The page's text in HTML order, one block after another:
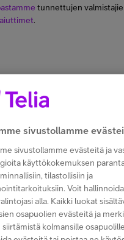
tunnettujen
.
S26
netissä
ja ohjeita
peruuttaminen
yhteystiedot
sivustollamme
sivustollamme evästeitä ja
käyttökokemuksen
tilastollisiin ja
Voit hallinnoida
alla. Kaikki luokat
osapuolien evästeitä ja
kolmansille